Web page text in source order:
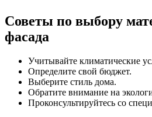
Советы по выбору
фасада
Учитывайте климатические
Определите свой бюджет.
Выберите стиль дома.
Обратите внимание на
Проконсультируйтесь со